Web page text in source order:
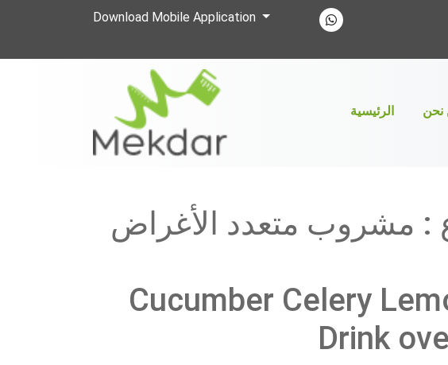
Download Mobile Application
الرئيسية (current)
نحن
: مشروب متعدد الأغراض
Cucumber Celery
Drink